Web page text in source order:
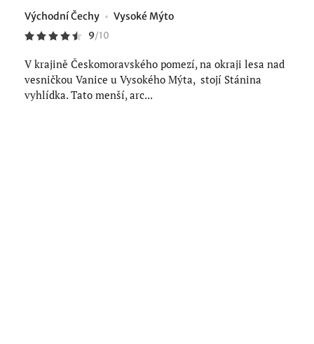
Východní Čechy Vysoké Mýto
9/10
V krajině Českomoravského pomezí, na okraji lesa nad
vesničkou Vanice u Vysokého Mýta, stojí Stánina
vyhlídka. Tato menší, arc...